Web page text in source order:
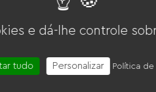
e dá-lhe controle
tudo Personalizar Política